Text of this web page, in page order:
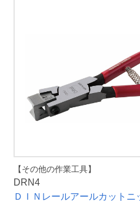
【その他の作業工具】
DRN4
ＤＩＮレールアールカットニ